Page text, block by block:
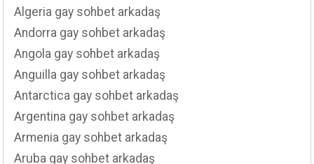
Algeria gay sohbet arkadaş
Andorra gay sohbet arkadaş
Angola gay sohbet arkadaş
Anguilla gay sohbet arkadaş
Antarctica gay sohbet arkadaş
Argentina gay sohbet arkadaş
Armenia gay sohbet arkadaş
Aruba gay sohbet arkadaş